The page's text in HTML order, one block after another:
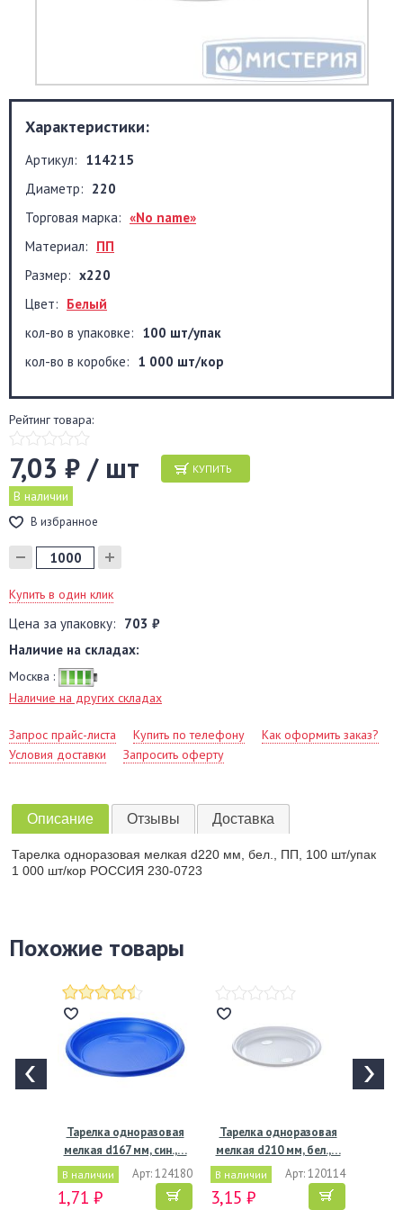
Характеристики:
Артикул: 114215
Диаметр: 220
Торговая марка: «No name»
Материал: ПП
Размер: х220
Цвет: Белый
кол-во в упаковке: 100 шт/упак
кол-во в коробке: 1 000 шт/кор
Рейтинг товара:
7,03 ₽ / шт КУПИТЬ
В наличии
В избранное
Купить в один клик
Цена за упаковку: 703 ₽
Наличие на складах:
Москва :
Наличие на других складах
Запрос прайс-листа Купить по телефону
Как оформить заказ?
Условия доставки
Запросить оферту
Описание Отзывы Доставка
Тарелка одноразовая мелкая d220 мм, бел., ПП, 100 шт/упак
1 000 шт/кор РОССИЯ 230-0723
Похожие товары
Тарелка одноразовая
мелкая d167 мм, син.,…
В наличии Арт: 124180
1,71 ₽
Тарелка одноразовая
мелкая d210 мм, бел.,…
В наличии Арт: 120114
3,15 ₽